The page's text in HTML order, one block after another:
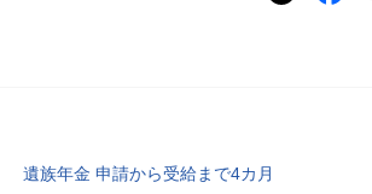
遺族年金 申請から受給まで4カ月